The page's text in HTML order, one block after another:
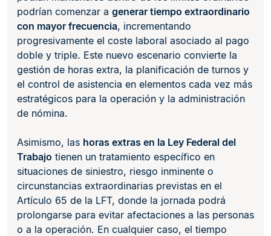
podrían comenzar a generar tiempo extraordinario
con mayor frecuencia, incrementando
progresivamente el coste laboral asociado al pago
doble y triple. Este nuevo escenario convierte la
gestión de horas extra, la planificación de turnos y
el control de asistencia en elementos cada vez más
estratégicos para la operación y la administración
de nómina.
Asimismo, las horas extras en la Ley Federal del
Trabajo tienen un tratamiento específico en
situaciones de siniestro, riesgo inminente o
circunstancias extraordinarias previstas en el
Artículo 65 de la LFT, donde la jornada podrá
prolongarse para evitar afectaciones a las personas
o a la operación. En cualquier caso, el tiempo